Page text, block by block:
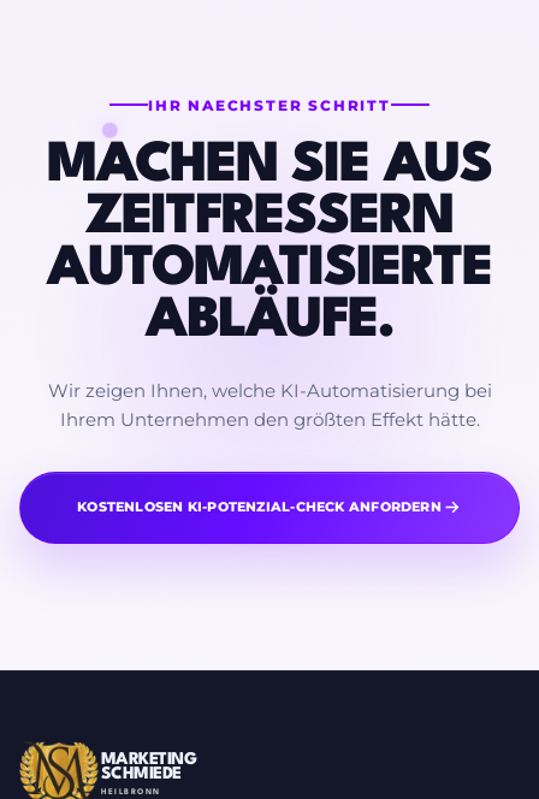
IHR NAECHSTER SCHRITT
MACHEN SIE AUS
ZEITFRESSERN
AUTOMATISIERTE
ABLÄUFE.
Wir zeigen Ihnen, welche KI-Automatisierung bei
Ihrem Unternehmen den größten Effekt hätte.
KOSTENLOSEN KI-POTENZIAL-CHECK ANFORDERN
MARKETING
SCHMIEDE
HEILBRONN